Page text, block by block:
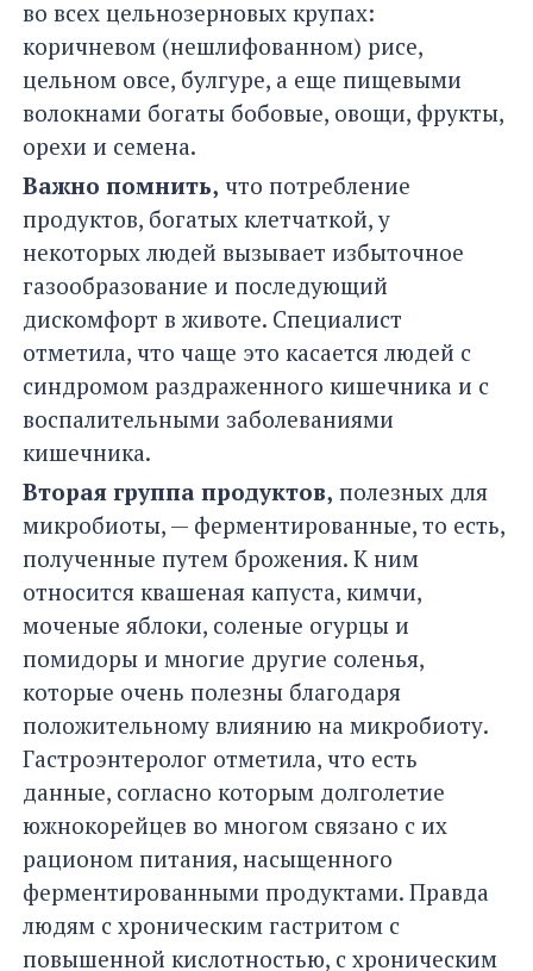
во всех цельнозерновых крупах:
коричневом (нешлифованном) рисе,
цельном овсе, булгуре, а еще пищевыми
волокнами богаты бобовые, овощи, фрукты,
орехи и семена.
Важно помнить, что потребление
продуктов, богатых клетчаткой, у
некоторых людей вызывает избыточное
газообразование и последующий
дискомфорт в животе. Специалист
отметила, что чаще это касается людей с
синдромом раздраженного кишечника и с
воспалительными заболеваниями
кишечника.
Вторая группа продуктов, полезных для
микробиоты, — ферментированные, то есть,
полученные путем брожения. К ним
относится квашеная капуста, кимчи,
моченые яблоки, соленые огурцы и
помидоры и многие другие соленья,
которые очень полезны благодаря
положительному влиянию на микробиоту.
Гастроэнтеролог отметила, что есть
данные, согласно которым долголетие
южнокорейцев во многом связано с их
рационом питания, насыщенного
ферментированными продуктами. Правда
людям с хроническим гастритом с
повышенной кислотностью, с хроническим